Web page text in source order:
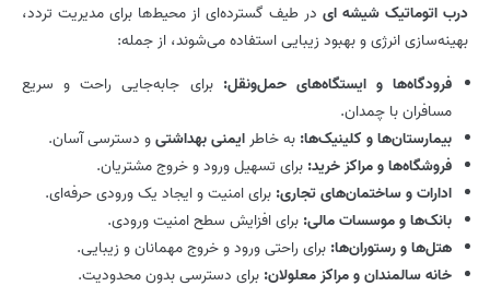
درب اتوماتیک شیشه ای در طیف گسترده‌ای از محیط‌ها برای مدیریت تردد،
بهینه‌سازی انرژی و بهبود زیبایی استفاده می‌شوند، از جمله:
فرودگاه‌ها و ایستگاه‌های حمل‌ونقل: برای جابه‌جایی راحت و سریع
مسافران با چمدان.
بیمارستان‌ها و کلینیک‌ها: به خاطرایمنی بهداشتیو دسترسی آسان.
فروشگاه‌ها و مراکز خرید: برای تسهیل ورود و خروج مشتریان.
ادارات و ساختمان‌های تجاری: برای امنیت و ایجاد یک ورودی حرفه‌ای.
بانک‌ها و موسسات مالی: برای افزایش سطح امنیت ورودی.
هتل‌ها و رستوران‌ها: برای راحتی ورود و خروج مهمانان و زیبایی.
خانه سالمندان و مراکز معلولان: برای دسترسی بدون محدودیت.